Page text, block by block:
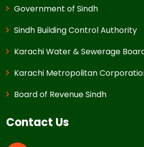
Government of Sindh
Sindh Building Control Authority
Karachi Water & Sewerage
Karachi Metropolitan
Board of Revenue Sindh
Contact Us